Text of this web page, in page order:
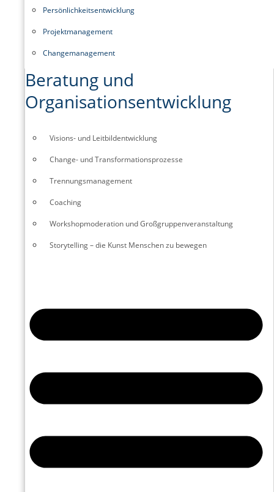
Persönlichkeitsentwicklung
Projektmanagement
Changemanagement
Beratung und
Organisationsentwicklung
Visions- und Leitbildentwicklung
Change- und Transformationsprozesse
Trennungsmanagement
Coaching
Workshopmoderation und Großgruppenveranstaltung
Storytelling – die Kunst Menschen zu bewegen